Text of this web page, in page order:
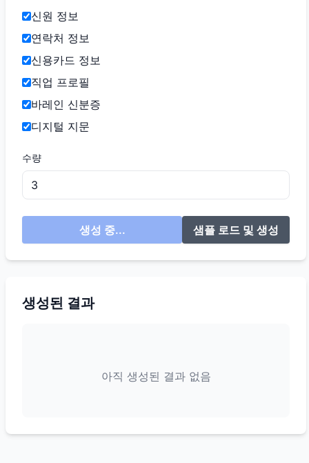
신원 정보
연락처 정보
신용카드 정보
직업 프로필
바레인 신분증
디지털 지문
수량
생성 중... 샘플 로드 및 생성
생성된 결과
아직 생성된 결과 없음